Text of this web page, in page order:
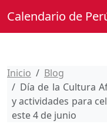
Calendario de
Inicio
Blog
Día de la Cultura
y actividades para
este 4 de junio